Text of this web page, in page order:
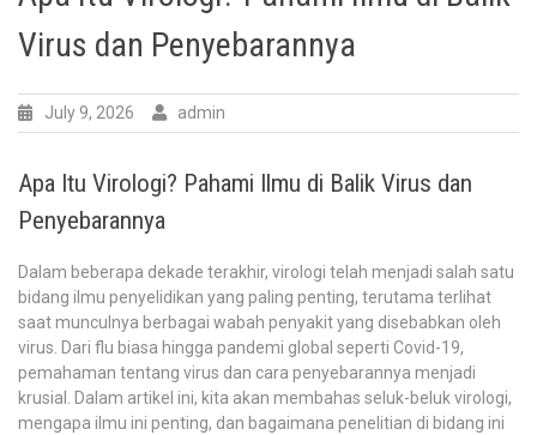
Virus dan Penyebarannya
July 9, 2026 admin
Apa Itu Virologi? Pahami Ilmu di Balik Virus dan
Penyebarannya
Dalam beberapa dekade terakhir, virologi telah menjadi salah satu
bidang ilmu penyelidikan yang paling penting, terutama terlihat
saat munculnya berbagai wabah penyakit yang disebabkan oleh
virus. Dari flu biasa hingga pandemi global seperti Covid-19,
pemahaman tentang virus dan cara penyebarannya menjadi
krusial. Dalam artikel ini, kita akan membahas seluk-beluk virologi,
mengapa ilmu ini penting, dan bagaimana penelitian di bidang ini